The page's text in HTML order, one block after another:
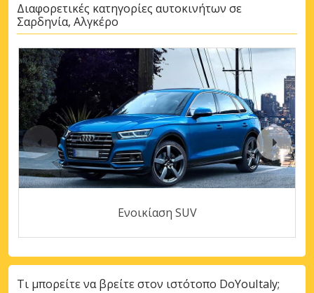
Διαφορετικές κατηγορίες αυτοκινήτων σε
Σαρδηνία, Αλγκέρο
Ενοικίαση SUV
Τι μπορείτε να βρείτε στον ιστότοπο DoYouItaly;